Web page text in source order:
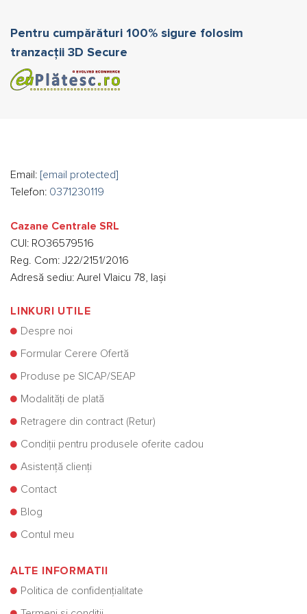
Pentru cumpărături 100% sigure folosim
tranzacții 3D Secure
Email: [email protected]
Telefon: 0371230119
Cazane Centrale SRL
CUI: RO36579516
Reg. Com: J22/2151/2016
Adresă sediu: Aurel Vlaicu 78, Iași
LINKURI UTILE
Despre noi
Formular Cerere Ofertă
Produse pe SICAP/SEAP
Modalități de plată
Retragere din contract (Retur)
Condiții pentru produsele oferite cadou
Asistență clienți
Contact
Blog
Contul meu
ALTE INFORMATII
Politica de confidențialitate